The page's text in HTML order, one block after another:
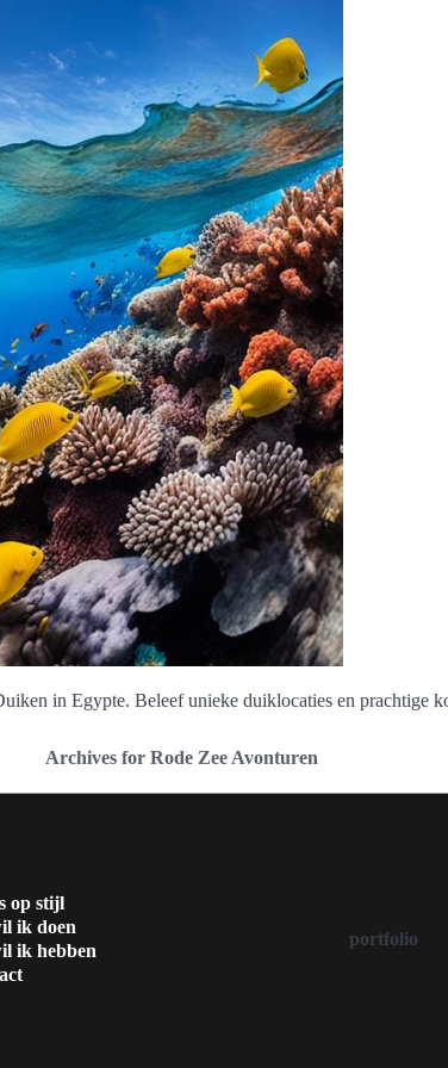
in Egypte. Beleef unieke duiklocaties en prachtige
Archives for Rode Zee Avonturen
op stijl
ik doen
ik hebben
portfolio